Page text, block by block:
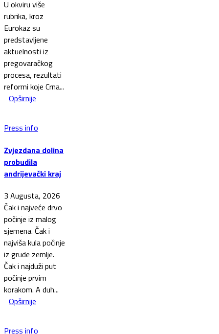
U okviru više
rubrika, kroz
Eurokaz su
predstavljene
aktuelnosti iz
pregovaračkog
procesa, rezultati
reformi koje Crna...
Opširnije
Press info
Zvjezdana dolina
probudila
andrijevački kraj
3 Augusta, 2026
Čak i najveće drvo
počinje iz malog
sjemena. Čak i
najviša kula počinje
iz grude zemlje.
Čak i najduži put
počinje prvim
korakom. A duh...
Opširnije
Press info